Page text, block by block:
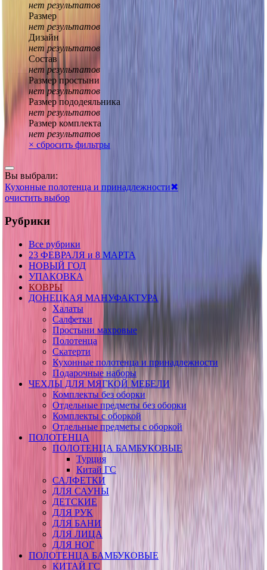
нет результатов
Размер
нет результатов
Дизайн
нет результатов
Состав
нет результатов
Размер простыни
нет результатов
Размер пододеяльника
нет результатов
Размер комплекта
нет результатов
× сбросить фильтры
Вы выбрали:
Кухонные полотенца и принадлежности✖
очистить выбор
Рубрики
Все рубрики
23 ФЕВРАЛЯ и 8 МАРТА
НОВЫЙ ГОД
УПАКОВКА
КОВРЫ
ДОНЕЦКАЯ МАНУФАКТУРА
Халаты
Салфетки
Простыни махровые
Полотенца
Скатерти
Кухонные полотенца и принадлежности
Подарочные наборы
ЧЕХЛЫ ДЛЯ МЯГКОЙ МЕБЕЛИ
Комплекты без оборки
Отдельные предметы без оборки
Комплекты с оборкой
Отдельные предметы с оборкой
ПОЛОТЕНЦА
ПОЛОТЕНЦА БАМБУКОВЫЕ
Турция
Китай ГС
САЛФЕТКИ
ДЛЯ САУНЫ
ДЕТСКИЕ
ДЛЯ РУК
ДЛЯ БАНИ
ДЛЯ ЛИЦА
ДЛЯ НОГ
ПОЛОТЕНЦА БАМБУКОВЫЕ
КИТАЙ ГС